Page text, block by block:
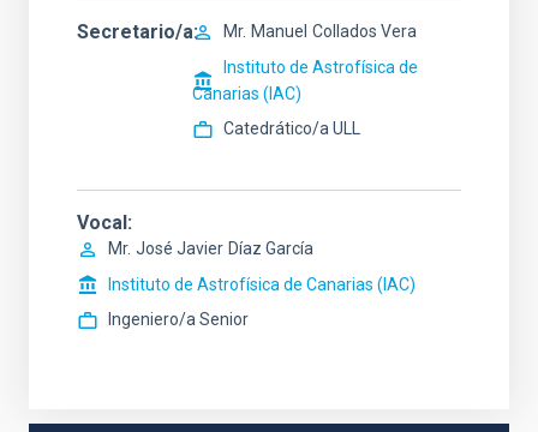
Secretario/a Mr. Manuel Collados Vera
Instituto de Astrofísica de
Canarias (IAC)
Catedrático/a ULL
Vocal
Mr. José Javier Díaz García
Instituto de Astrofísica de Canarias (IAC)
Ingeniero/a Senior